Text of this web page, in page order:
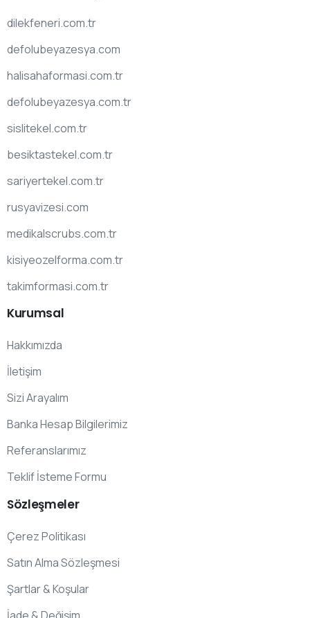
dilekfeneri.com.tr
defolubeyazesya.com
halisahaformasi.com.tr
defolubeyazesya.com.tr
sislitekel.com.tr
besiktastekel.com.tr
sariyertekel.com.tr
rusyavizesi.com
medikalscrubs.com.tr
kisiyeozelforma.com.tr
takimformasi.com.tr
Kurumsal
Hakkımızda
İletişim
Sizi Arayalım
Banka Hesap Bilgilerimiz
Referanslarımız
Teklif İsteme Formu
Sözleşmeler
Çerez Politikası
Satın Alma Sözleşmesi
Şartlar & Koşular